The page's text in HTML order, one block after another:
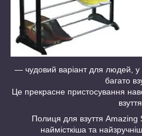
— чудовий варіант для людей, у
багато
Це прекрасне пристосування
взуття.
Полиця для взуття
наймісткіша та